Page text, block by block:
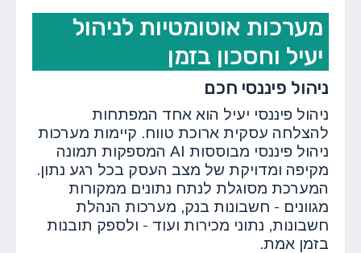
מערכות אוטומטיות לניהול
יעיל וחסכון בזמן
ניהול פיננסי חכם
ניהול פיננסי יעיל הוא אחד המפתחות
להצלחה עסקית ארוכת טווח. קיימות מערכות
ניהול פיננסי מבוססות AI המספקות תמונה
מקיפה ומדויקת של מצב העסק בכל רגע נתון.
המערכת מסוגלת לנתח נתונים ממקורות
מגוונים - חשבונות בנק, מערכות הנהלת
חשבונות, נתוני מכירות ועוד - ולספק תובנות
בזמן אמת.